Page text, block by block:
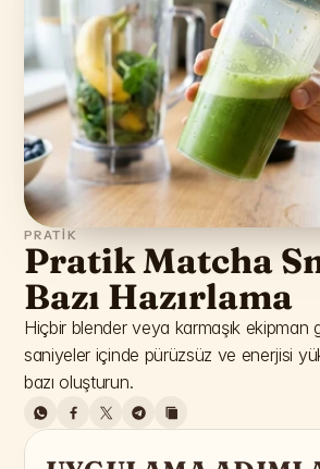
PRATIK
Pratik Matcha
Bazı Hazırlama
Hiçbir blender veya karmaşık ekipman
saniyeler içinde pürüzsüz ve enerjisi
bazı oluşturun.